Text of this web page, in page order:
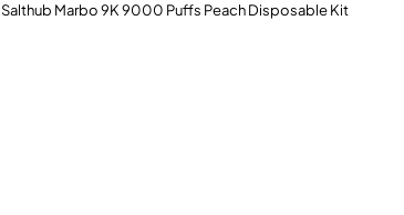
Salthub Marbo 9K 9000 Puffs Peach Disposable Kit